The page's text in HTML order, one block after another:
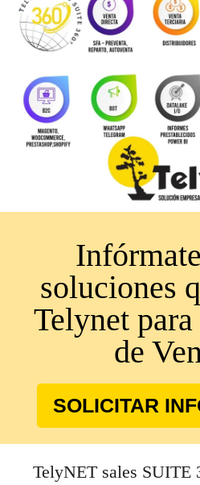
soluciones
Telynet
de
SOLICITAR
TelyNET sales SUITE